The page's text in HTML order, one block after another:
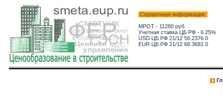
Справочная информация:
МРОТ - 11280 руб.
Учетная ставка ЦБ РФ - 6.25%
USD ЦБ РФ 21/12 56.2376 0
EUR ЦБ РФ 21/12 68.3681 0